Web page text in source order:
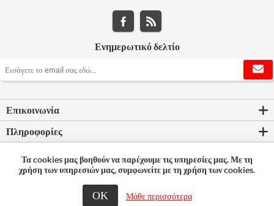
Ενημερωτικό δελτίο
Επικοινωνία
Πληροφορίες
Ο λογαριασμός μου
© 2026 Bookleader
Τα cookies μας βοηθούν να παρέχουμε τις υπηρεσίες μας. Με τη
χρήση των υπηρεσιών μας, συμφωνείτε με τη χρήση των cookies.
ΟΚ Μάθε περισσότερα